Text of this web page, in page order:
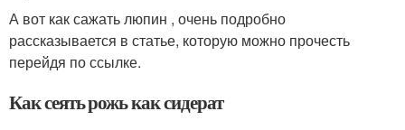
А вот как сажать люпин , очень подробно
рассказывается в статье, которую можно прочесть
перейдя по ссылке.
Как сеять рожь как сидерат